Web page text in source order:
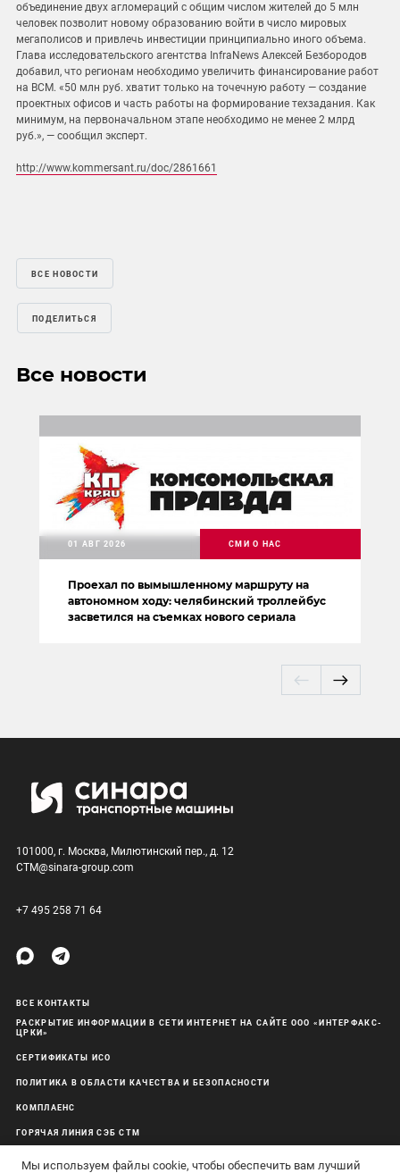
объединение двух агломераций с общим числом жителей до 5 млн
человек позволит новому образованию войти в число мировых
мегаполисов и привлечь инвестиции принципиально иного объема.
Глава исследовательского агентства InfraNews Алексей Безбородов
добавил, что регионам необходимо увеличить финансирование работ
на ВСМ. «50 млн руб. хватит только на точечную работу — создание
проектных офисов и часть работы на формирование техзадания. Как
минимум, на первоначальном этапе необходимо не менее 2 млрд
руб.», — сообщил эксперт.
http://www.kommersant.ru/doc/2861661
ВСЕ НОВОСТИ
ПОДЕЛИТЬСЯ
Все новости
Проехал по вымышленному маршруту на
автономном ходу: челябинский троллейбус
засветился на съемках нового сериала
01 АВГ 2026 СМИ О НАС
101000, г. Москва, Милютинский пер., д. 12
CTM@sinara-group.com
+7 495 258 71 64
ВСЕ КОНТАКТЫ
РАСКРЫТИЕ ИНФОРМАЦИИ В СЕТИ ИНТЕРНЕТ НА САЙТЕ ООО «ИНТЕРФАКС-
ЦРКИ»
СЕРТИФИКАТЫ ИСО
ПОЛИТИКА В ОБЛАСТИ КАЧЕСТВА И БЕЗОПАСНОСТИ
КОМПЛАЕНС
ГОРЯЧАЯ ЛИНИЯ СЭБ СТМ
Мы используем файлы cookie, чтобы обеспечить вам лучший